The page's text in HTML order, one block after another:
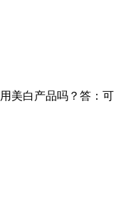
美白产品吗？答：可